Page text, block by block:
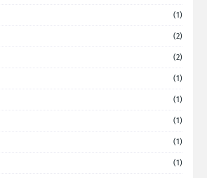
(1)
(2)
(2)
(1)
(1)
(1)
(1)
(1)